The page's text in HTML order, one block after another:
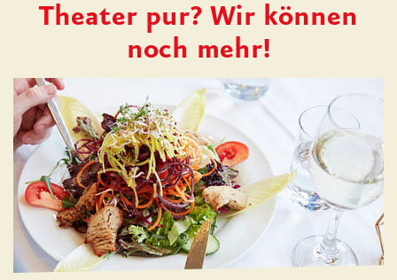
Theater pur? Wir können
noch mehr!